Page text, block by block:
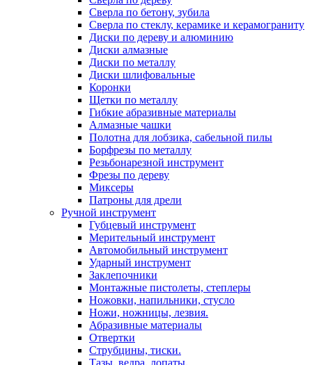
Сверла по бетону, зубила
Сверла по стеклу, керамике и керамограниту
Диски по дереву и алюминию
Диски алмазные
Диски по металлу
Диски шлифовальные
Коронки
Щетки по металлу
Гибкие абразивные материалы
Алмазные чашки
Полотна для лобзика, сабельной пилы
Борфрезы по металлу
Резьбонарезной инструмент
Фрезы по дереву
Миксеры
Патроны для дрели
Ручной инструмент
Губцевый инструмент
Мерительный инструмент
Автомобильный инструмент
Ударный инструмент
Заклепочники
Монтажные пистолеты, степлеры
Ножовки, напильники, стусло
Ножи, ножницы, лезвия.
Абразивные материалы
Отвертки
Cтрубцины, тиски.
Тазы, ведра, лопаты.